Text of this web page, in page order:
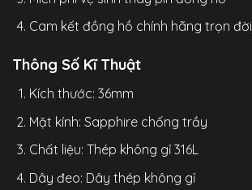
Cam kết đồng hồ chính hãng trọn đời
Thông Số Kĩ Thuật
Kích thước: 36mm
Mặt kính: Sapphire chống trầy
Chất liệu: Thép không gỉ 316L
Dây đeo: Dây thép không gỉ